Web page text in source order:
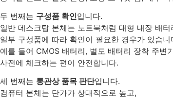
두 번째는 구성품 확인입니다.
일반 데스크탑 본체는 노트북처럼 대형 내장 배
일부 구성품에 따라 확인이 필요한 경우가 있습니
예를 들어 CMOS 배터리, 별도 배터리 장착 주변
사전에 체크하는 편이 안전합니다.
세 번째는 통관상 품목 판단입니다.
컴퓨터 본체는 단가가 상대적으로 높고,